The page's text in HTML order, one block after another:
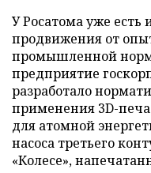
У Росатома уже
продвижения от
промышленной
предприятие
разработало
применения 3D-
для атомной
насоса третьего
«Колесе»,